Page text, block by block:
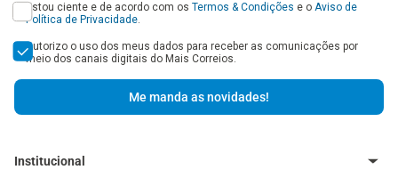
Estou ciente e de acordo com os Termos & Condições e o Aviso de
Política de Privacidade.
Autorizo o uso dos meus dados para receber as comunicações por
meio dos canais digitais do Mais Correios.
Me manda as novidades!
Institucional